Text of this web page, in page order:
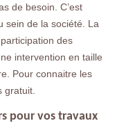
de besoin. C’est
sein de la société. La
des
intervention en taille
Pour connaitre les
gratuit.
pour vos travaux